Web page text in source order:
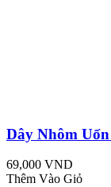
Dây Nhôm
69,000 VND
Thêm Vào Giỏ